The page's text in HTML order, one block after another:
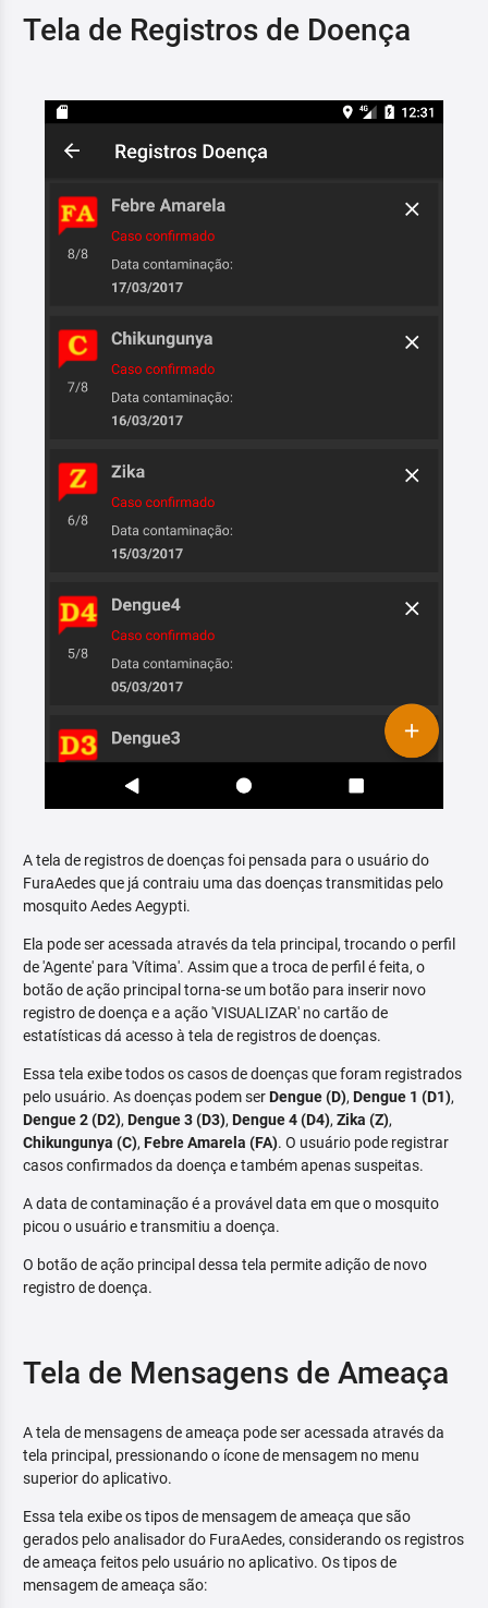
Tela de Registros de Doença
A tela de registros de doenças foi pensada para o usuário do
FuraAedes que já contraiu uma das doenças transmitidas pelo
mosquito Aedes Aegypti.
Ela pode ser acessada através da tela principal, trocando o perfil
de 'Agente' para 'Vítima'. Assim que a troca de perfil é feita, o
botão de ação principal torna-se um botão para inserir novo
registro de doença e a ação 'VISUALIZAR' no cartão de
estatísticas dá acesso à tela de registros de doenças.
Essa tela exibe todos os casos de doenças que foram registrados
pelo usuário. As doenças podem serDengue (D), Dengue 1 (D1),
Dengue 2 (D2), Dengue 3 (D3), Dengue 4 (D4), Zika (Z),
Chikungunya (C), Febre Amarela (FA). O usuário pode registrar
casos confirmados da doença e também apenas suspeitas.
A data de contaminação é a provável data em que o mosquito
picou o usuário e transmitiu a doença.
O botão de ação principal dessa tela permite adição de novo
registro de doença.
Tela de Mensagens de Ameaça
A tela de mensagens de ameaça pode ser acessada através da
tela principal, pressionando o ícone de mensagem no menu
superior do aplicativo.
Essa tela exibe os tipos de mensagem de ameaça que são
gerados pelo analisador do FuraAedes, considerando os registros
de ameaça feitos pelo usuário no aplicativo. Os tipos de
mensagem de ameaça são: